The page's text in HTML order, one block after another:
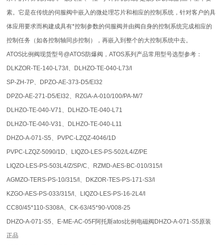
素。它是在传统的伺服阀中嵌入的微处理芯片和相应的控制系统，针对客户的具
体应用要求而构建成具有*控制参数的伺服阀并由阀自身的控制系统完成相应的
控制任务（如各控制轴同步控制），再嵌入到整个的大控制系统中去。
ATOS比例阀现货型号@ATOS防爆阀，ATOS系列产品常用型号选型参考：
DLKZOR-TE-140-L73/I、DLHZO-TE-040-L73/I
SP-ZH-7P、DPZO-AE-373-D5/EI32
DPZO-AE-271-D5/EI32、RZGA-A-010/100/PA-M/7
DLHZO-TE-040-V71、DLHZO-TE-040-L71
DLHZO-TE-040-V31、DLHZO-TE-040-L11
DHZO-A-071-S5、PVPC-LZQZ-4046/1D
PVPC-LZQZ-5090/1D、LIQZO-LES-PS-502/L4/Z/PE
LIQZO-LES-PS-503L4/Z/SP/C、RZMD-AES-BC-010/315/I
AGMZO-TERS-PS-10/315/I、DKZOR-TES-PS-171-S3/I
KZGO-AES-PS-033/315/I、LIQZO-LES-PS-16-2L4/I
CC80/45*110-S308A、CK-63/45*90-V008-25
DHZO-A-071-S5、E-ME-AC-05F阿托斯atos比例电磁阀DHZO-A-071-S5原装
正品